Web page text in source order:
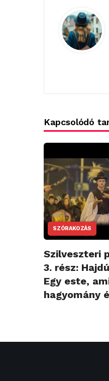
Kapcsolódó
SZÓRAKOZÁS
Szilveszteri
3. rész:
Egy este,
hagyomány